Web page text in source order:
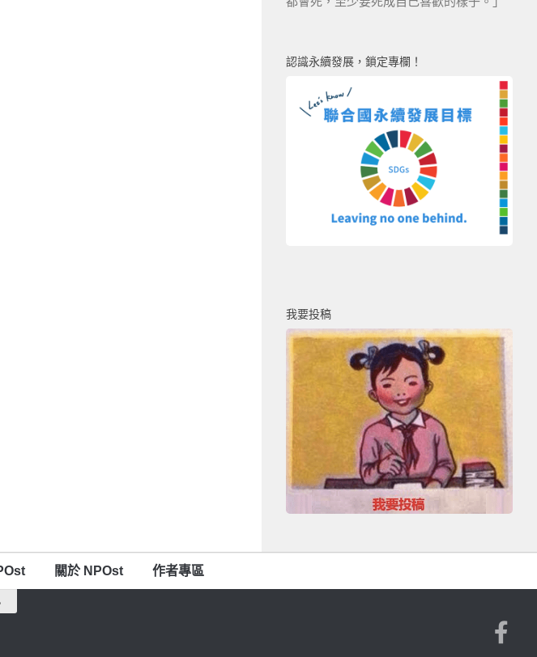
認識永續發展，鎖定專欄！
我要投稿
關於 NPOst 作者專區